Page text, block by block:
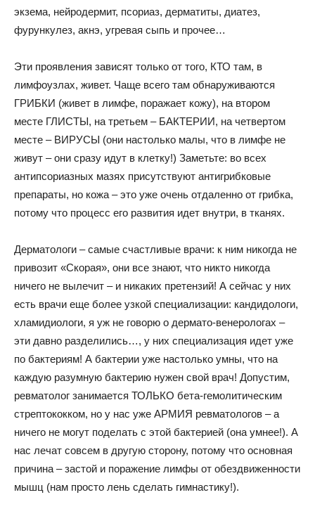
экзема, нейродермит, псориаз, дерматиты, диатез,
фурункулез, акнэ, угревая сыпь и прочее…
Эти проявления зависят только от того, КТО там, в
лимфоузлах, живет. Чаще всего там обнаруживаются
ГРИБКИ (живет в лимфе, поражает кожу), на втором
месте ГЛИСТЫ, на третьем – БАКТЕРИИ, на четвертом
месте – ВИРУСЫ (они настолько малы, что в лимфе не
живут – они сразу идут в клетку!) Заметьте: во всех
антипсориазных мазях присутствуют антигрибковые
препараты, но кожа – это уже очень отдаленно от грибка,
потому что процесс его развития идет внутри, в тканях.
Дерматологи – самые счастливые врачи: к ним никогда не
привозит «Скорая», они все знают, что никто никогда
ничего не вылечит – и никаких претензий! А сейчас у них
есть врачи еще более узкой специализации: кандидологи,
хламидиологи, я уж не говорю о дермато-венерологах –
эти давно разделились…, у них специализация идет уже
по бактериям! А бактерии уже настолько умны, что на
каждую разумную бактерию нужен свой врач! Допустим,
ревматолог занимается ТОЛЬКО бета-гемолитическим
стрептококком, но у нас уже АРМИЯ ревматологов – а
ничего не могут поделать с этой бактерией (она умнее!). А
нас лечат совсем в другую сторону, потому что основная
причина – застой и поражение лимфы от обездвиженности
мышц (нам просто лень сделать гимнастику!).